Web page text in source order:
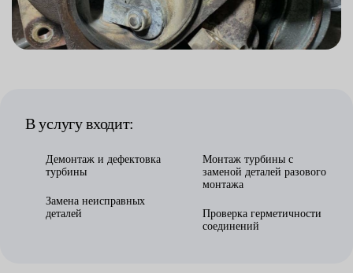
В услугу входит:
Демонтаж и дефектовка
турбины
Замена неисправных
деталей
Монтаж турбины с
заменой деталей разового
монтажа
Проверка герметичности
соединений